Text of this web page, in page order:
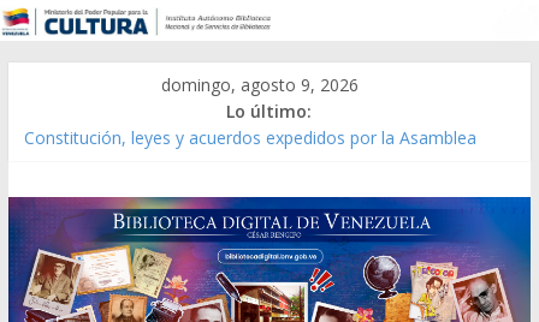
domingo, agosto 9, 2026
Lo último:
Constitución, leyes y acuerdos expedidos por la Asamblea
Modesta Bor Sánchez [material gráfico]
Gaceta Oficial de la República de Venezuela año CXXXIII Mes V,
Caracas 09 de marzo de 2006 N° 38.394
Catálogo temático de obras de Modesta Bor